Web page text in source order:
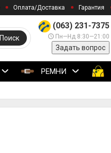
Оплата/Доставка Гарантия
(063) 231-7375
Пн—Нд 8:30—21:00
Задать вопрос
Поиск
РЕМНИ